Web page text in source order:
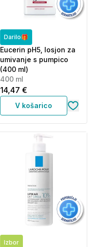
Darilo🎁
Eucerin pH5, losjon za
umivanje s pumpico
(400 ml)
400 ml
14,47 €
V košarico
Izbor